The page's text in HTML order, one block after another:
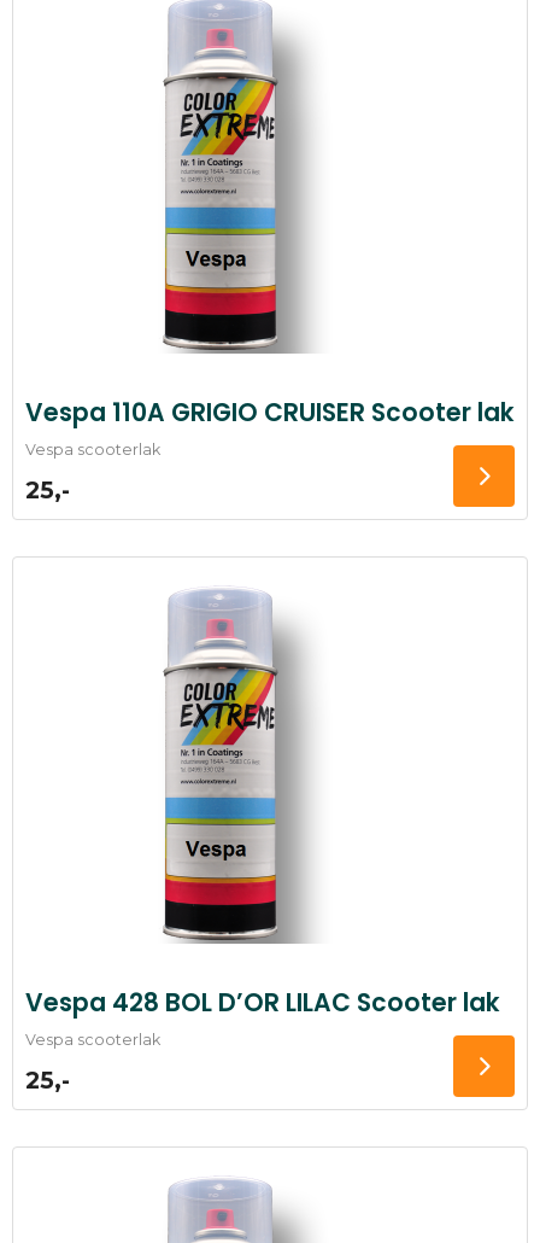
Vespa 110A GRIGIO CRUISER Scooter lak
Vespa scooterlak
25,-
Vespa 428 BOL D’OR LILAC Scooter lak
Vespa scooterlak
25,-